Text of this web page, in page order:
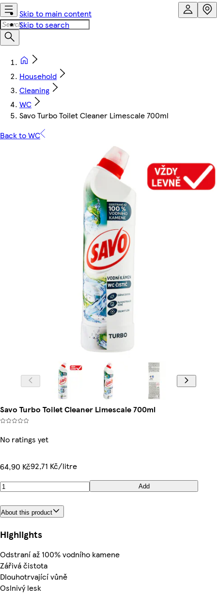
Skip to main content
Skip to search
Household
Cleaning
WC
Savo Turbo Toilet Cleaner Limescale 700ml
Back to WC
Savo Turbo Toilet Cleaner Limescale 700ml
No ratings yet
64,90 Kč92,71 Kč/litre
Add
About this product
Highlights
Odstraní až 100% vodního kamene
Zářivá čistota
Dlouhotrvající vůně
Oslnivý lesk